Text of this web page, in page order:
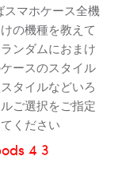
スマホケース全機
の機種を教えて
ンダムにおまけ
ースのスタイル
タイルなどいろ
ご選択をご指定
ください
4 3